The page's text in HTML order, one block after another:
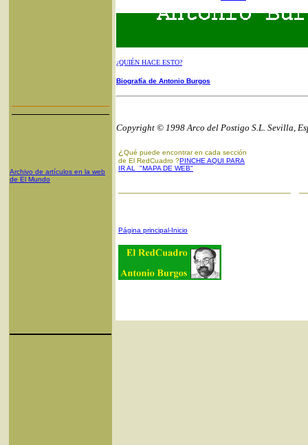
Archivo de artículos en la web
de El Mundo
¿QUIÉN HACE ESTO?
Biografía de Antonio Burgos
Copyright © 1998 Arco del Postigo S.L. Sevilla,
¿ Qué puede encontrar en cada sección
de El RedCuadro ?PINCHE AQUI PARA
IR AL "MAPA DE WEB"
Página principal-Inicio